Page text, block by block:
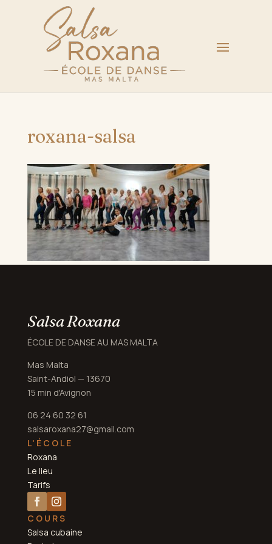
roxana-salsa
Salsa Roxana
ÉCOLE DE DANSE AU MAS MALTA
Mas Malta
Saint-Andiol — 13670
15 min d'Avignon
06 24 60 32 61
salsaroxana27@gmail.com
L'ÉCOLE
Roxana
Le lieu
Tarifs
COURS
Salsa cubaine